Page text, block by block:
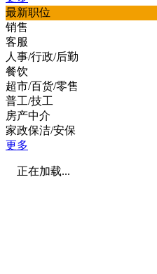
最新职位
销售
客服
人事/行政/后勤
餐饮
超市/百货/零售
普工/技工
房产中介
家政保洁/安保
更多
正在加载...